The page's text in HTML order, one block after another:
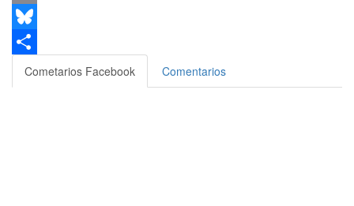
Email
Bluesky
Compartir
Cometarios Facebook Comentarios